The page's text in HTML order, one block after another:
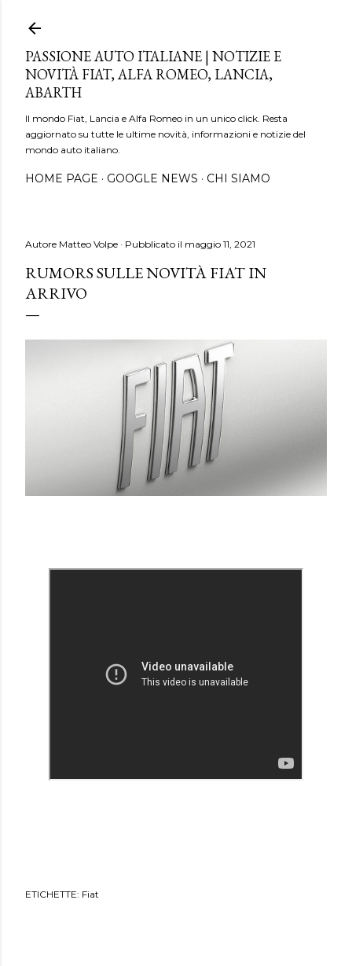
PASSIONE AUTO ITALIANE | NOTIZIE E
NOVITÀ FIAT, ALFA ROMEO, LANCIA,
ABARTH
Il mondo Fiat, Lancia e Alfa Romeo in un unico click. Resta
aggiornato su tutte le ultime novità, informazioni e notizie del
mondo auto italiano.
HOME PAGE GOOGLE NEWS CHI SIAMO
Autore Matteo Volpe Pubblicato il maggio 11, 2021
RUMORS SULLE NOVITÀ FIAT IN
ARRIVO
ETICHETTE: Fiat